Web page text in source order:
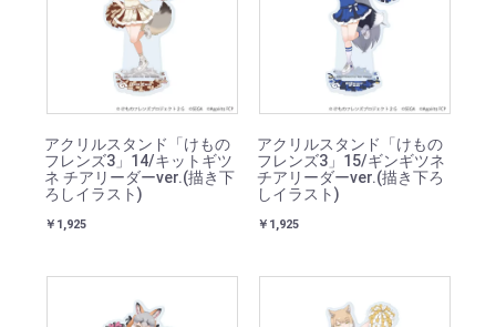
アクリルスタンド「けもの
フレンズ3」14/キットギツ
ネ チアリーダーver.(描き下
ろしイラスト)
￥1,925
アクリルスタンド「けもの
フレンズ3」15/ギンギツネ
チアリーダーver.(描き下ろ
しイラスト)
￥1,925